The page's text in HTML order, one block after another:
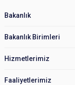
Bakanlık
Bakanlık Birimleri
Hizmetlerimiz
Faaliyetlerimiz